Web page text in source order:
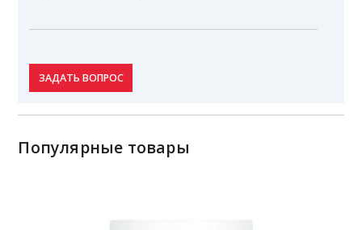
ЗАДАТЬ ВОПРОС
Популярные товары